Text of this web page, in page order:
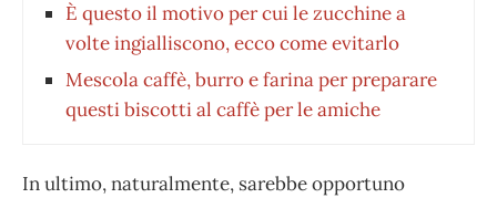
È questo il motivo per cui le zucchine a
volte ingialliscono, ecco come evitarlo
Mescola caffè, burro e farina per preparare
questi biscotti al caffè per le amiche
In ultimo, naturalmente, sarebbe opportuno